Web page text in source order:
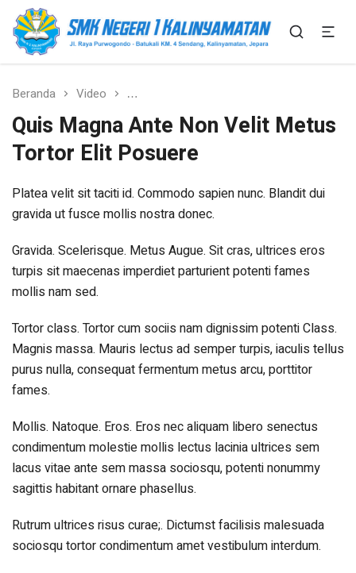
SMK N 1 Kalinyamatan
SMK Bisa SMK Hebat
Beranda Video Quis Magna Ante Non Velit Metus
Quis Magna Ante Non Velit Metus
Tortor Elit Posuere
Platea velit sit taciti id. Commodo sapien nunc. Blandit dui
gravida ut fusce mollis nostra donec.
Gravida. Scelerisque. Metus Augue. Sit cras, ultrices eros
turpis sit maecenas imperdiet parturient potenti fames
mollis nam sed.
Tortor class. Tortor cum sociis nam dignissim potenti Class.
Magnis massa. Mauris lectus ad semper turpis, iaculis tellus
purus nulla, consequat fermentum metus arcu, porttitor
fames.
Mollis. Natoque. Eros. Eros nec aliquam libero senectus
condimentum molestie mollis lectus lacinia ultrices sem
lacus vitae ante sem massa sociosqu, potenti nonummy
sagittis habitant ornare phasellus.
Rutrum ultrices risus curae;. Dictumst facilisis malesuada
sociosqu tortor condimentum amet vestibulum interdum.